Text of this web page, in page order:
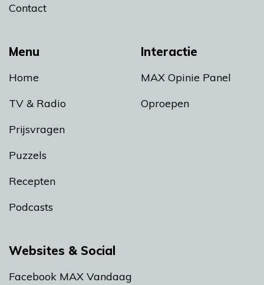
Menu
Home
TV & Radio
Prijsvragen
Puzzels
Recepten
Podcasts
Interactie
MAX Opinie Panel
Oproepen
Contact
Websites & Social
Facebook MAX Vandaag